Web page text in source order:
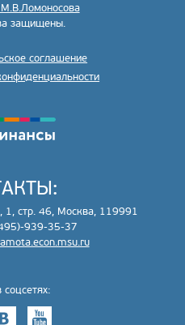
защищены.
соглашение
1, стр. 46, Москва, 119991
939-35-37
соцсетях: